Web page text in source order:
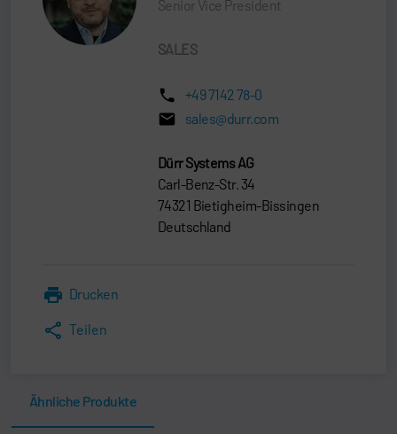
Senior Vice President
SALES
+49 7142 78-0
sales@durr.com
Dürr Systems AG
Carl-Benz-Str. 34
74321 Bietigheim-Bissingen
Deutschland
Drucken
Teilen
Ähnliche Produkte